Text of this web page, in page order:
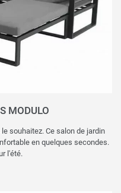
MODULO
souhaitez. Ce salon de jardin
en quelques secondes.
l'été.